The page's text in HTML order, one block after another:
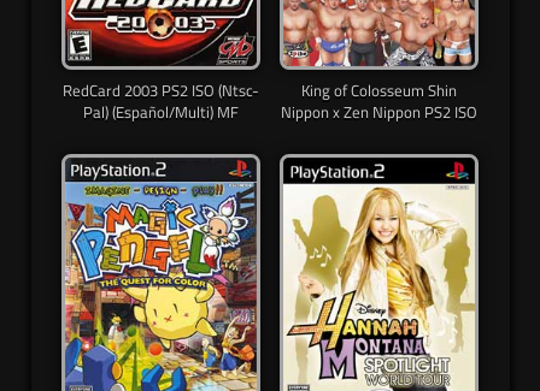
RedCard 2003 PS2 ISO (Ntsc-
Pal) (Español/Multi) MF
King of Colosseum Shin
Nippon x Zen Nippon PS2 ISO